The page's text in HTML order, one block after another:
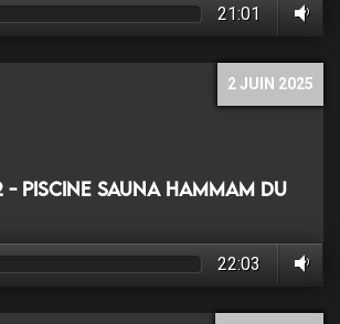
21:01
2 JUIN 2025
- Piscine sauna hammam du
22:03